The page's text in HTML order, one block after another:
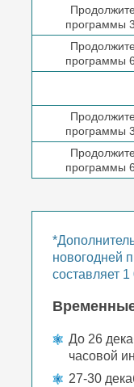
программы
программы
программы
программы
новогодней
составляет 1
До 26
часовой
27-30